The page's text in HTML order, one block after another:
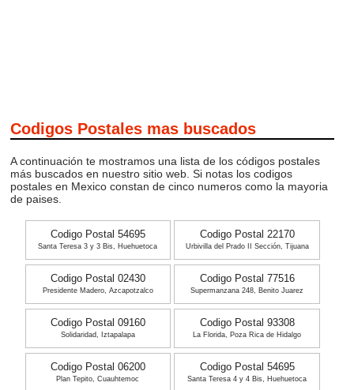
Codigos Postales mas buscados
A continuación te mostramos una lista de los códigos postales
más buscados en nuestro sitio web. Si notas los codigos
postales en Mexico constan de cinco numeros como la mayoria
de paises.
Codigo Postal 54695
Santa Teresa 3 y 3 Bis, Huehuetoca
Codigo Postal 22170
Urbivilla del Prado II Sección, Tijuana
Codigo Postal 02430
Presidente Madero, Azcapotzalco
Codigo Postal 77516
Supermanzana 248, Benito Juarez
Codigo Postal 09160
Solidaridad, Iztapalapa
Codigo Postal 93308
La Florida, Poza Rica de Hidalgo
Codigo Postal 06200
Plan Tepito, Cuauhtemoc
Codigo Postal 54695
Santa Teresa 4 y 4 Bis, Huehuetoca